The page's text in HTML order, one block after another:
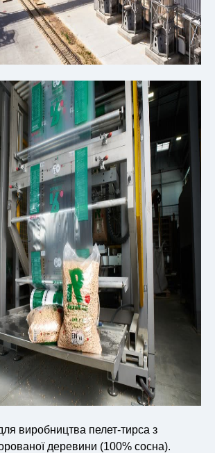
виробництва пелет-тирса з
деревини (100% сосна).